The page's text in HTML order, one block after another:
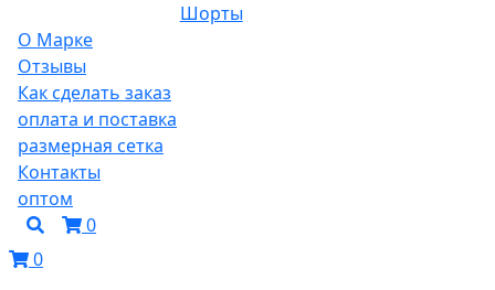
Шорты
О Марке
Отзывы
Как сделать заказ
оплата и поставка
размерная сетка
Контакты
оптом
0
0